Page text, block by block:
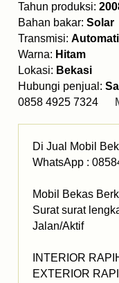
Tahun produksi:
Bahan bakar: Solar
Transmisi:
Warna: Hitam
Lokasi: Bekasi
Hubungi penjual:
0858 4925 7324
Di Jual Mobil
WhatsApp :
Mobil Bekas
Surat surat
Jalan/Aktif
INTERIOR
EXTERIOR